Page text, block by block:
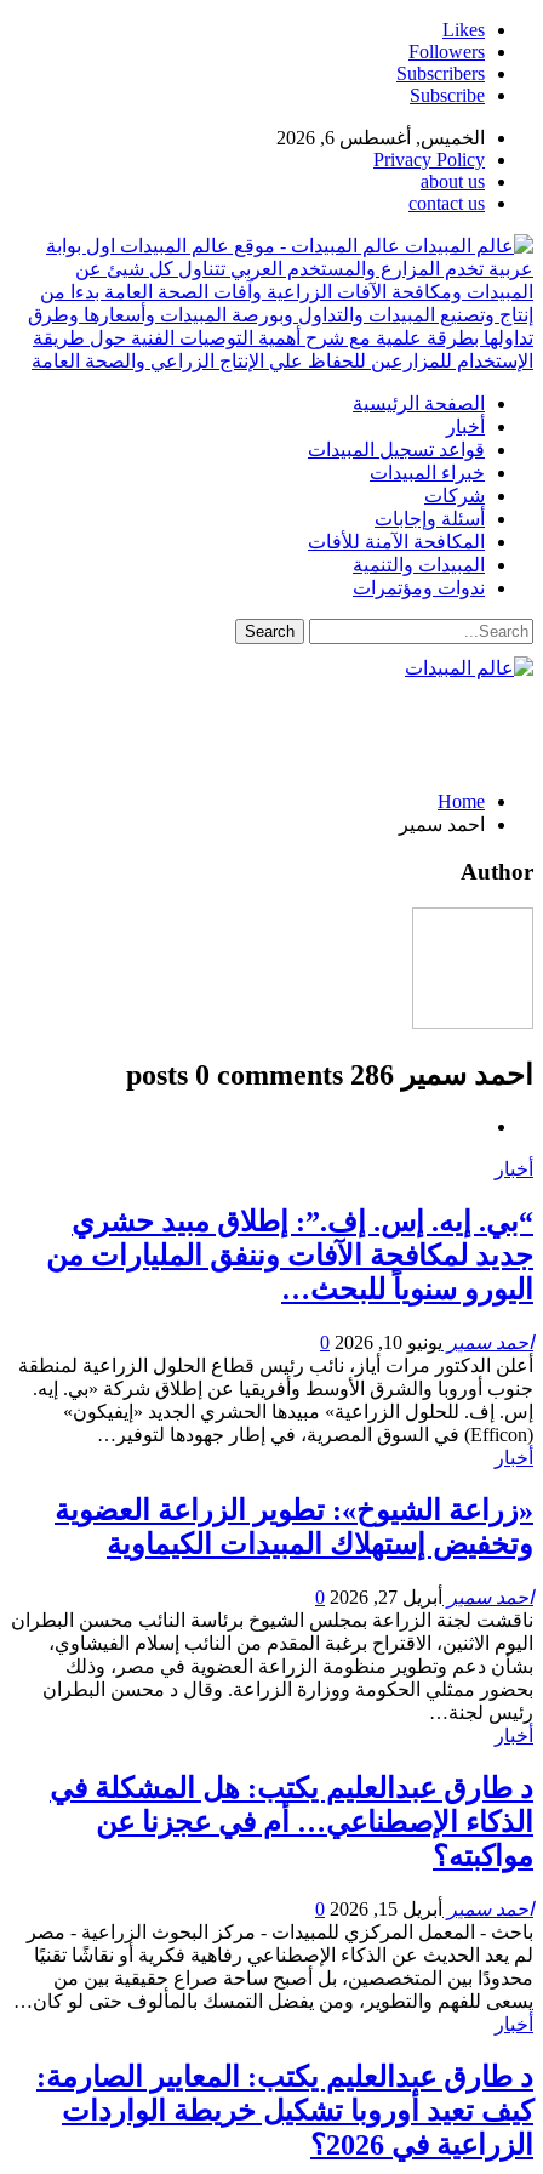
Likes
Followers
Subscribers
Subscribe
الخميس, أغسطس 6, 2026
Privacy Policy
about us
contact us
عالم المبيدات - موقع عالم المبيدات اول بوابة
عربية تخدم المزارع والمستخدم العربي تتناول كل شيئ عن
المبيدات ومكافحة الآفات الزراعية وآفات الصحة العامة بدءا من
إنتاج وتصنيع المبيدات والتداول وبورصة المبيدات وأسعارها وطرق
تداولها بطرقة علمية مع شرح أهمية التوصيات الفنية حول طريقة
الإستخدام للمزارعين للحفاظ علي الإنتاج الزراعي والصحة العامة
الصفحة الرئيسية
أخبار
قواعد تسجيل المبيدات
خبراء المبيدات
شركات
أسئلة وإجابات
المكافحة الآمنة للأفات
المبيدات والتنمية
ندوات ومؤتمرات
Home
احمد سمير
Author
احمد سمير 286 posts
0 comments
أخبار
“بي. إيه. إس. إف.”: إطلاق مبيد حشري
جديد لمكافحة الآفات وننفق المليارات من
اليورو سنوياً للبحث…
احمد سمير يونيو 10, 2026
0
أعلن الدكتور مرات أياز، نائب رئيس قطاع الحلول الزراعية لمنطقة
جنوب أوروبا والشرق الأوسط وأفريقيا عن إطلاق شركة «بي. إيه.
إس. إف. للحلول الزراعية» مبيدها الحشري الجديد «إيفيكون»
(Efficon) في السوق المصرية، في إطار جهودها لتوفير…
أخبار
«زراعة الشيوخ»: تطوير الزراعة العضوية
وتخفيض إستهلاك المبيدات الكيماوية
احمد سمير أبريل 27, 2026
0
ناقشت لجنة الزراعة بمجلس الشيوخ برئاسة النائب محسن البطران
اليوم الاثنين، الاقتراح برغبة المقدم من النائب إسلام الفيشاوي،
بشأن دعم وتطوير منظومة الزراعة العضوية في مصر، وذلك
بحضور ممثلي الحكومة ووزارة الزراعة. وقال د محسن البطران
رئيس لجنة…
أخبار
د طارق عبدالعليم يكتب: هل المشكلة في
الذكاء الإصطناعي… أم في عجزنا عن
مواكبته؟
احمد سمير أبريل 15, 2026
0
باحث - المعمل المركزي للمبيدات - مركز البحوث الزراعية - مصر
لم يعد الحديث عن الذكاء الإصطناعي رفاهية فكرية أو نقاشًا تقنيًا
محدودًا بين المتخصصين، بل أصبح ساحة صراع حقيقية بين من
يسعى للفهم والتطوير، ومن يفضل التمسك بالمألوف حتى لو كان…
أخبار
د طارق عبدالعليم يكتب: المعايير الصارمة:
كيف تعيد أوروبا تشكيل خريطة الواردات
الزراعية في 2026؟